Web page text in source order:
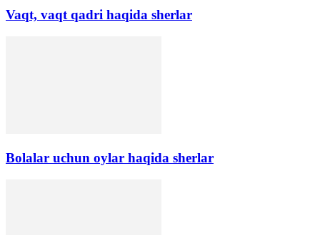
Vaqt, vaqt qadri haqida sherlar
Bolalar uchun oylar haqida sherlar